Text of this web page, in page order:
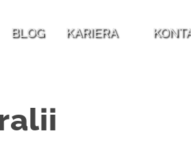
i techniczne
Efektywne zarządzanie
Od uprawnień Google Ads
BLOG KARIERA